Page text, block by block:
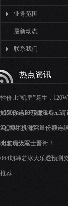
业务范围
最新动态
联系我们
热点资讯
性价比“机皇”诞生，
+5500mAh+骁龙8sGen3
如果你连50万都没有，
活_情绪_让你在
iQOO手机激活量份额连
比实现大涨
88名高级军士晋衔！
064期韩若冰大乐透预测
推荐